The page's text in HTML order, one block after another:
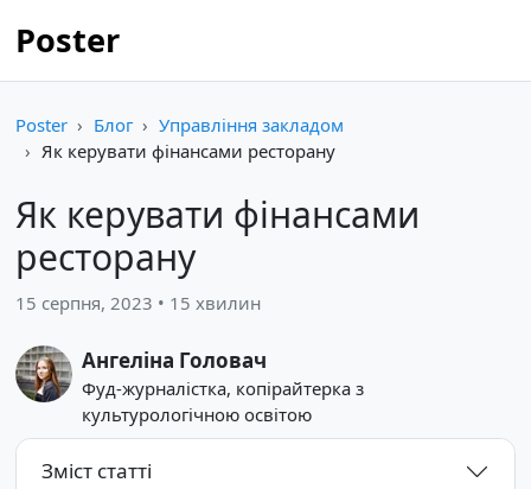
Poster
Poster Блог
Управління закладом
Як керувати фінансами ресторану
Як керувати фінансами
ресторану
15 серпня, 2023 • 15 хвилин
Ангеліна Головач
Фуд-журналістка, копірайтерка з
культурологічною освітою
Зміст статті